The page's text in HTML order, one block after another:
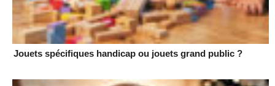
Jouets spécifiques handicap ou jouets grand public ?